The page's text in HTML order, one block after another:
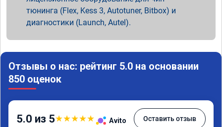
тюнинга (Flex, Kess 3, Autotuner, Bitbox) и
диагностики (Launch, Autel).
Отзывы о нас: рейтинг 5.0 на основании
850 оценок
5.0 из 5★★★★★ Avito Оставить отзыв